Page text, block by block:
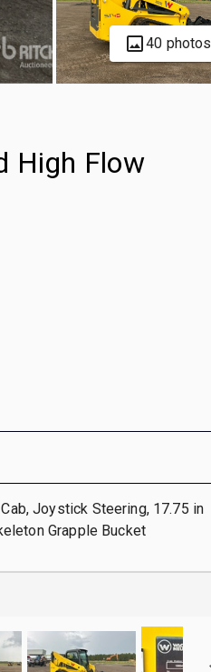
40 photos
High Flow
Joystick Steering, 17.75 in
Grapple Bucket